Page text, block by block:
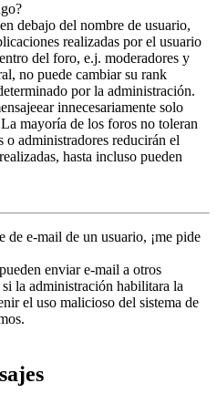
debajo del nombre de usuario,
realizadas por el usuario
del foro, e.j. moderadores y
no puede cambiar su rank
por la administración.
innecesariamente solo
mayoría de los foros no toleran
o administradores reducirán el
hasta incluso pueden
de e-mail de un usuario, ¡me pide
enviar e-mail a otros
la administración habilitara la
el uso malicioso del sistema de